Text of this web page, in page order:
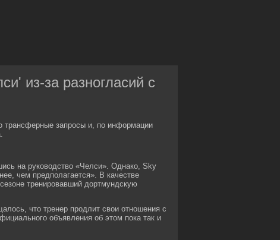
из-за разногласий с
трансферные запросы и, по информации
на руководство «Челси». Однако, Sky
чем предполагается». В качестве
тренировавший дортмундскую
что тренер продлит свои отношения с
объявления об этом пока так и